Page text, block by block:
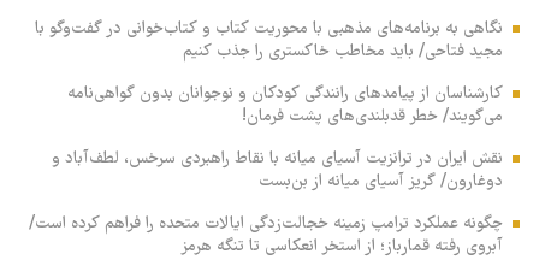
نگاهی به برنامه‌های مذهبی با محوریت کتاب و کتاب‌خوانی در گفت‌وگو با
مجید فتاحی/ باید مخاطب خاکستری را جذب کنیم
کارشناسان از پیامدهای رانندگی کودکان و نوجوانان بدون گواهی‌نامه
می‌گویند/ خطر قدبلندی‌های پشت فرمان!
نقش ایران در ترانزیت آسیای میانه با نقاط راهبردی سرخس، لطف‌آباد و
دوغارون/ گریز آسیای میانه از بن‌بست
چگونه عملکرد ترامپ زمینه خجالت‌زدگی ایالات متحده را فراهم کرده است/
آبروی رفته قمارباز؛ از استخر انعکاسی تا تنگه هرمز